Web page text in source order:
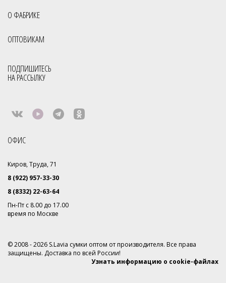
О ФАБРИКЕ
ОПТОВИКАМ
ПОДПИШИТЕСЬ
НА РАССЫЛКУ
ОФИС
Киров, Труда, 71
8 (922) 957-33-30
8 (8332) 22-63-64
Пн-Пт с 8.00 до 17.00
время по Москве
© 2008 - 2026 S.Lavia сумки оптом от производителя. Все права
защищены. Доставка по всей России!
Узнать информацию о cookie-файлах